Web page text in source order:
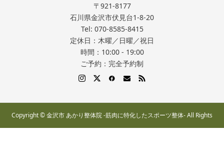
〒921-8177
石川県金沢市伏見台1-8-20
Tel: 070-8585-8415
定休日：木曜／日曜／祝日
時間：10:00 - 19:00
ご予約：完全予約制
Copyright © 金沢市 あかり整体院 -筋肉に特化したスポーツ整体- All Rights